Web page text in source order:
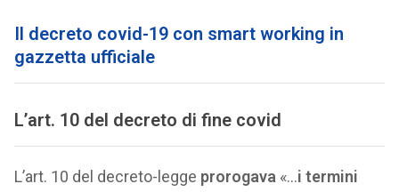
Il decreto covid-19 con smart working in
gazzetta ufficiale
L’art. 10 del decreto di fine covid
L’art. 10 del decreto-legge prorogava «…i termini